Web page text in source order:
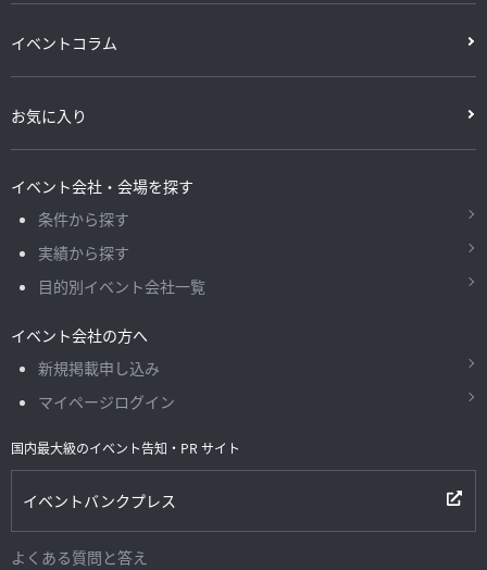
イベントコラム
お気に入り
イベント会社・会場を探す
条件から探す
実績から探す
目的別イベント会社一覧
イベント会社の方へ
新規掲載申し込み
マイページログイン
国内最大級のイベント告知・PR サイト
イベントバンクプレス
よくある質問と答え